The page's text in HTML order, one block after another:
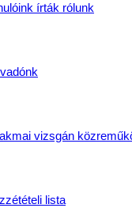
írták rólunk
vizsgán
lista